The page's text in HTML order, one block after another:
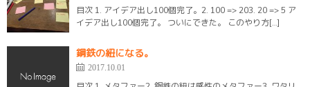
目次 1. アイデア出し100個完了。2. 100 => 203. 20 => 5 ア
イデア出し100個完了。 ついにできた。 このやり方[…]
鋼鉄の紐になる。
2017.10.01